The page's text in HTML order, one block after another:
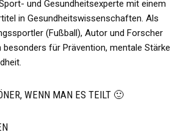
und Gesundheitsexperte mit einem
in Gesundheitswissenschaften. Als
(Fußball), Autor und Forscher
für Prävention, mentale Stärke
WENN MAN ES TEILT 🙂